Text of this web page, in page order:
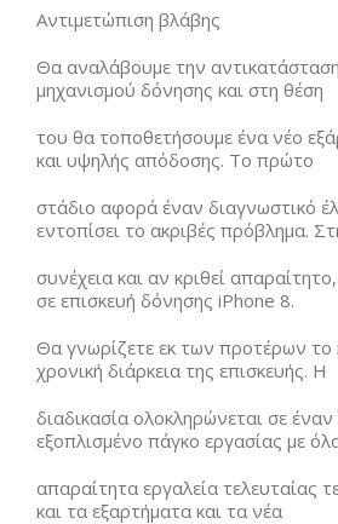
Αντιμετώπιση βλάβης
Θα αναλάβουμε την
μηχανισμού δόνησης και στη θέση
του θα τοποθετήσουμε ένα νέο
και υψηλής απόδοσης. Το πρώτο
στάδιο αφορά έναν διαγνωστικό
εντοπίσει το ακριβές πρόβλημα.
συνέχεια και αν κριθεί
σε επισκευή δόνησης iPhone 8.
Θα γνωρίζετε εκ των προτέρων το
χρονική διάρκεια της επισκευής. Η
διαδικασία ολοκληρώνεται σε
εξοπλισμένο πάγκο εργασίας με
απαραίτητα εργαλεία τελευταίας
και τα εξαρτήματα και τα νέα